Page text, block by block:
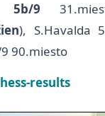
5b/9
), S.Havalda
90.miesto
results